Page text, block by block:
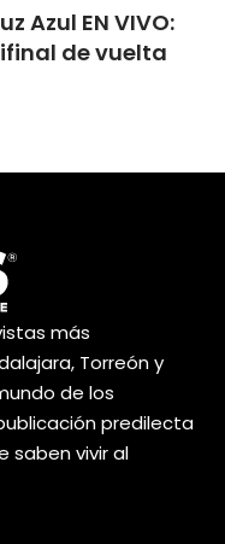
Azul EN VIVO:
de vuelta
más
Torreón y
de los
predilecta
saben vivir al